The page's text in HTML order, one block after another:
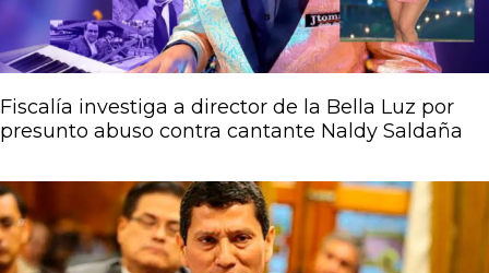
Fiscalía investiga a director de la Bella Luz por
presunto abuso contra cantante Naldy Saldaña